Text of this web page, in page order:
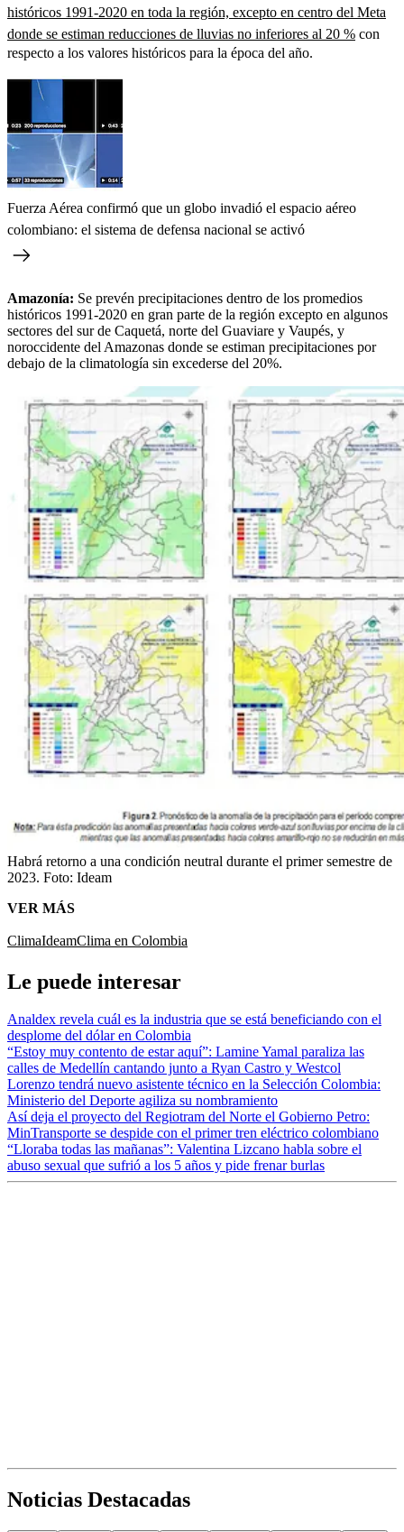
históricos 1991-2020 en toda la región, excepto en centro del Meta
donde se estiman reducciones de lluvias no inferiores al 20 % con
respecto a los valores históricos para la época del año.
Fuerza Aérea confirmó que un globo invadió el espacio aéreo
colombiano: el sistema de defensa nacional se activó
Amazonía: Se prevén precipitaciones dentro de los promedios
históricos 1991-2020 en gran parte de la región excepto en algunos
sectores del sur de Caquetá, norte del Guaviare y Vaupés, y
noroccidente del Amazonas donde se estiman precipitaciones por
debajo de la climatología sin excederse del 20%.
Habrá retorno a una condición neutral durante el primer semestre de
2023. Foto: Ideam
VER MÁS
ClimaIdeamClima en Colombia
Le puede interesar
Analdex revela cuál es la industria que se está beneficiando con el
desplome del dólar en Colombia
“Estoy muy contento de estar aquí”: Lamine Yamal paraliza las
calles de Medellín cantando junto a Ryan Castro y Westcol
Lorenzo tendrá nuevo asistente técnico en la Selección Colombia:
Ministerio del Deporte agiliza su nombramiento
Así deja el proyecto del Regiotram del Norte el Gobierno Petro:
MinTransporte se despide con el primer tren eléctrico colombiano
“Lloraba todas las mañanas”: Valentina Lizcano habla sobre el
abuso sexual que sufrió a los 5 años y pide frenar burlas
Noticias Destacadas